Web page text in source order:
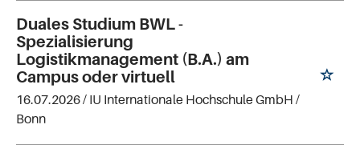
Duales Studium BWL -
Spezialisierung
Logistikmanagement (B.A.) am
Campus oder virtuell
16.07.2026 / IU Internationale Hochschule GmbH /
Bonn